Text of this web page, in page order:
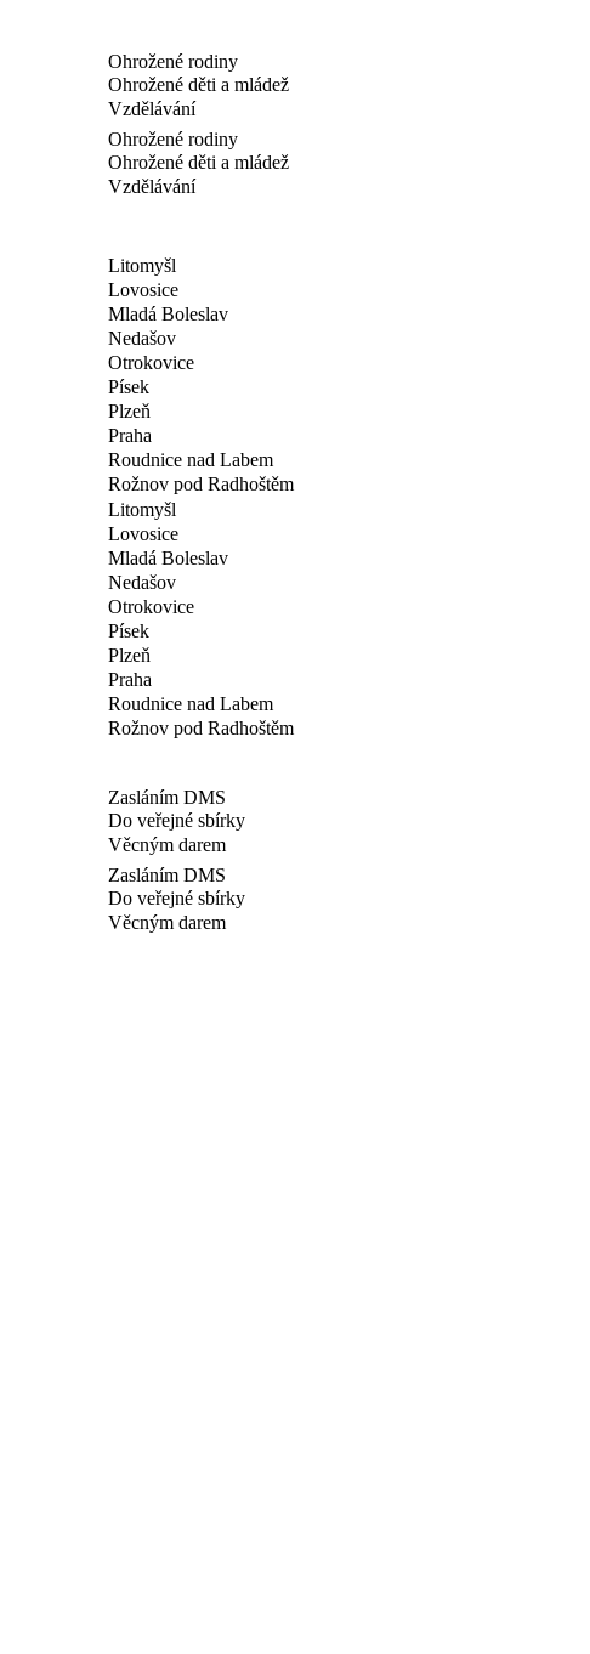
Ohrožené rodiny
Ohrožené děti a mládež
Vzdělávání
Ohrožené rodiny
Ohrožené děti a mládež
Vzdělávání
Litomyšl
Lovosice
Mladá Boleslav
Nedašov
Otrokovice
Písek
Plzeň
Praha
Roudnice nad Labem
Rožnov pod Radhoštěm
Litomyšl
Lovosice
Mladá Boleslav
Nedašov
Otrokovice
Písek
Plzeň
Praha
Roudnice nad Labem
Rožnov pod Radhoštěm
Zasláním DMS
Do veřejné sbírky
Věcným darem
Zasláním DMS
Do veřejné sbírky
Věcným darem